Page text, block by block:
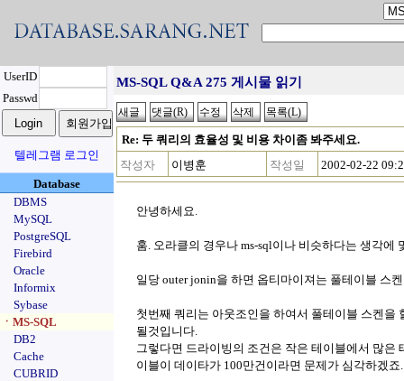
UserID
Passwd
텔레그램 로그인
Database
DBMS
MySQL
PostgreSQL
Firebird
Oracle
Informix
Sybase
ㆍMS-SQL
DB2
Cache
CUBRID
MS-SQL Q&A 275 게시물 읽기
Re: 두 쿼리의 효율성 및 비용 차이좀 봐주세요.
작성자
이병훈 작성일 2002-02-22
안녕하세요.
훔. 오라클의 경우나 ms-sql이나 비슷하다는 생각에
일당 outer jonin을 하면 옵티마이져는 풀테이블 스
첫번째 쿼리는 아웃조인을 하여서 풀테이블 스켄
될것입니다.
그렇다면 드라이빙의 조건은 작은 테이블에서 많은
이블이 데이타가 100만건이라면 문제가 심각하겠죠.